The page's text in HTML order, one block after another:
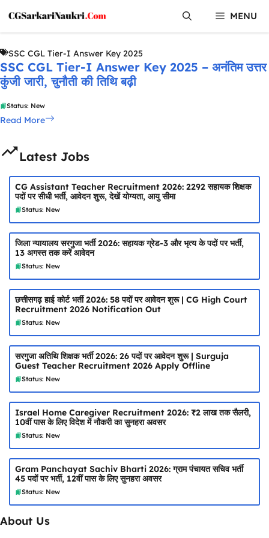
content
MENU
SSC CGL Tier-I Answer Key 2025
SSC CGL Tier-I Answer Key 2025 – अनंतिम उत्तर
कुंजी जारी, चुनौती की तिथि बढ़ी
Status: New
Read More
Latest Jobs
CG Assistant Teacher Recruitment 2026: 2292 सहायक शिक्षक
पदों पर सीधी भर्ती, आवेदन शुरू, देखें योग्यता, आयु सीमा
Status: New
जिला न्यायालय सरगुजा भर्ती 2026: सहायक ग्रेड-3 और भृत्य के पदों पर भर्ती,
13 अगस्त तक करें आवेदन
Status: New
छत्तीसगढ़ हाई कोर्ट भर्ती 2026: 58 पदों पर आवेदन शुरू | CG High Court
Recruitment 2026 Notification Out
Status: New
सरगुजा अतिथि शिक्षक भर्ती 2026: 26 पदों पर आवेदन शुरू | Surguja
Guest Teacher Recruitment 2026 Apply Offline
Status: New
Israel Home Caregiver Recruitment 2026: ₹2 लाख तक सैलरी,
10वीं पास के लिए विदेश में नौकरी का सुनहरा अवसर
Status: New
Gram Panchayat Sachiv Bharti 2026: ग्राम पंचायत सचिव भर्ती
45 पदों पर भर्ती, 12वीं पास के लिए सुनहरा अवसर
Status: New
About Us